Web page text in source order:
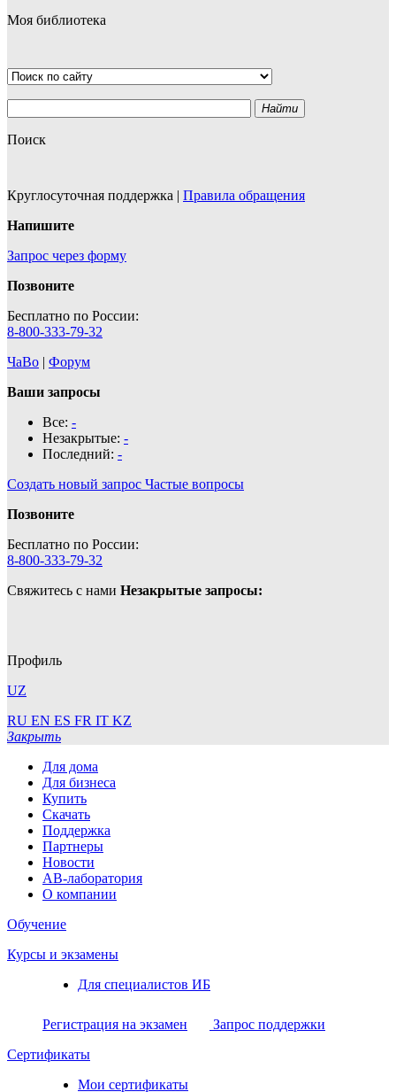
Моя библиотека
Найти
Поиск
Круглосуточная поддержка | Правила обращения
Напишите
Запрос через форму
Позвоните
Бесплатно по России:
8-800-333-79-32
ЧаВо | Форум
Ваши запросы
Все: -
Незакрытые: -
Последний: -
Создать новый запрос Частые вопросы
Позвоните
Бесплатно по России:
8-800-333-79-32
Свяжитесь с нами Незакрытые запросы:
Профиль
UZ
RU EN ES FR IT KZ
Закрыть
Для дома
Для бизнеса
Купить
Скачать
Поддержка
Партнеры
Новости
АВ-лаборатория
О компании
Обучение
Курсы и экзамены
Для специалистов ИБ
Регистрация на экзамен
Запрос поддержки
Сертификаты
Мои сертификаты